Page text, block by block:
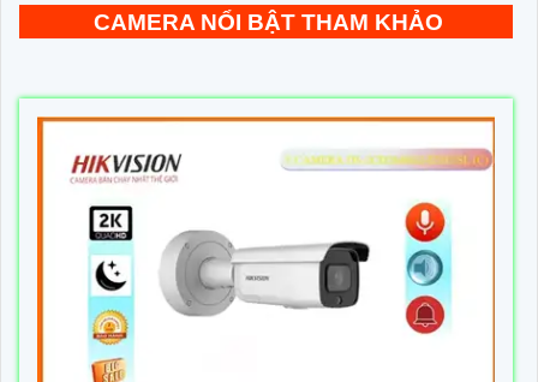
CAMERA NỔI BẬT THAM KHẢO